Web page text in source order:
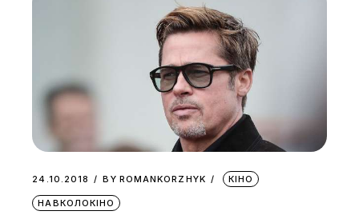
24.10.2018 BY ROMANKORZHYK КІНО
НАВКОЛОКІНО